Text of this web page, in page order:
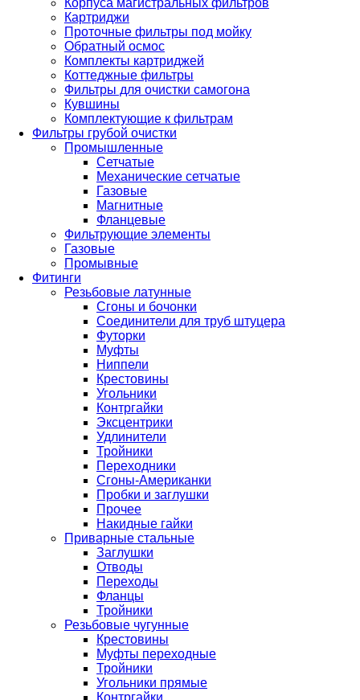
Картриджи
Проточные фильтры под мойку
Обратный осмос
Комплекты картриджей
Коттеджные фильтры
Фильтры для очистки самогона
Кувшины
Комплектующие к фильтрам
Фильтры грубой очистки
Промышленные
Сетчатые
Механические сетчатые
Газовые
Магнитные
Фланцевые
Фильтрующие элементы
Газовые
Промывные
Фитинги
Резьбовые латунные
Сгоны и бочонки
Соединители для труб штуцера
Футорки
Муфты
Ниппели
Крестовины
Угольники
Контргайки
Эксцентрики
Удлинители
Тройники
Переходники
Сгоны-Американки
Пробки и заглушки
Прочее
Накидные гайки
Приварные стальные
Заглушки
Отводы
Переходы
Фланцы
Тройники
Резьбовые чугунные
Крестовины
Муфты переходные
Тройники
Угольники прямые
Контргайки